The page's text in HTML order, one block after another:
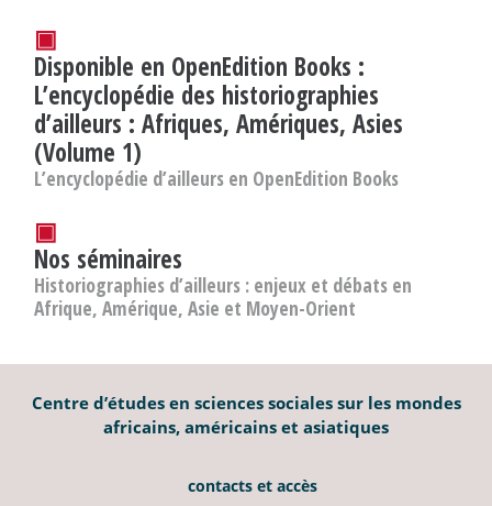
▣
Disponible en OpenEdition Books :
L’encyclopédie des historiographies
d’ailleurs : Afriques, Amériques, Asies
(Volume 1)
L’encyclopédie d’ailleurs en OpenEdition Books
▣
Nos séminaires
Historiographies d’ailleurs : enjeux et débats en
Afrique, Amérique, Asie et Moyen-Orient
Centre d’études en sciences sociales sur les mondes
africains, américains et asiatiques
contacts et accès